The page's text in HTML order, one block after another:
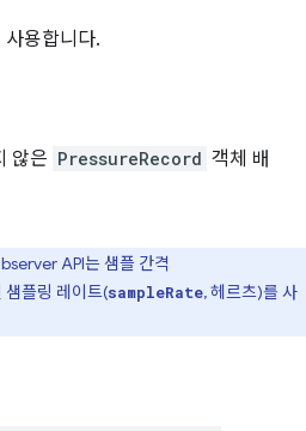
사용합니다.
않은 PressureRecord 객체 배
API는 샘플 간격
샘플링 레이트(sampleRate, 헤르츠)를 사